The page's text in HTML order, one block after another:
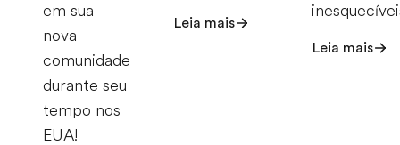
em sua
nova
comunidade
durante seu
tempo nos
EUA!
Leia mais
Leia mais